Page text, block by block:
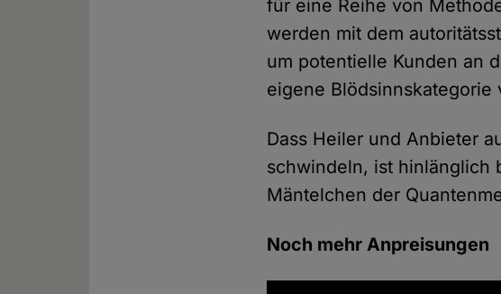
für eine Reihe von
werden mit dem
um potentielle Kunden an
eigene Blödsinnskategorie
Dass Heiler und Anbieter
schwindeln, ist hinlänglich
Mäntelchen der
Noch mehr Anpreisungen